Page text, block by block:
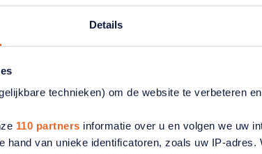
Details
technieken) om de website te verbeteren
110 partners informatie over u en volgen we uw
hand van unieke identificatoren, zoals uw IP-adres.